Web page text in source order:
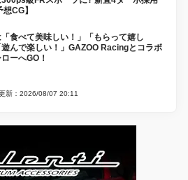
CG】
食べて美味しい！」「もらって嬉し
遊んで楽しい！」GAZOO Racingとコラボ
ーへGO！
新：2026/08/07 20:11